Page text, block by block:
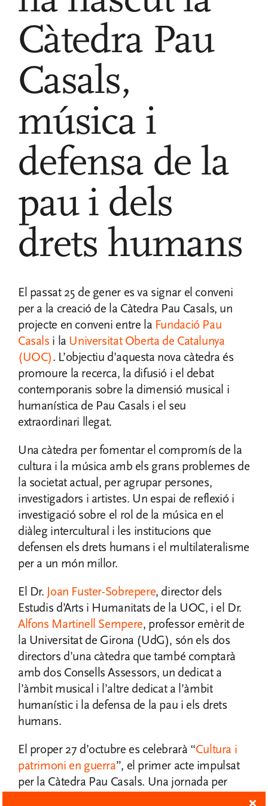
Càtedra Pau
Casals,
música i
defensa de la
pau i dels
drets humans
El passat 25 de gener es va signar el conveni
per a la creació de la Càtedra Pau Casals, un
projecte en conveni entre la Fundació Pau
Casals i la Universitat Oberta de Catalunya
(UOC). L’objectiu d’aquesta nova càtedra és
promoure la recerca, la difusió i el debat
contemporanis sobre la dimensió musical i
humanística de Pau Casals i el seu
extraordinari llegat.
Una càtedra per fomentar el compromís de la
cultura i la música amb els grans problemes de
la societat actual, per agrupar persones,
investigadors i artistes. Un espai de reflexió i
investigació sobre el rol de la música en el
diàleg intercultural i les institucions que
defensen els drets humans i el multilateralisme
per a un món millor.
El Dr. Joan Fuster-Sobrepere, director dels
Estudis d’Arts i Humanitats de la UOC, i el Dr.
Alfons Martinell Sempere, professor emèrit de
la Universitat de Girona (UdG), són els dos
directors d’una càtedra que també comptarà
amb dos Consells Assessors, un dedicat a
l’àmbit musical i l’altre dedicat a l’àmbit
humanístic i la defensa de la pau i els drets
humans.
El proper 27 d’octubre es celebrarà “Cultura i
patrimoni en guerra”, el primer acte impulsat
per la Càtedra Pau Casals. Una jornada per